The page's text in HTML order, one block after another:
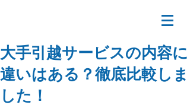
大手引越サービスの内容に
違いはある？徹底比較しま
した！